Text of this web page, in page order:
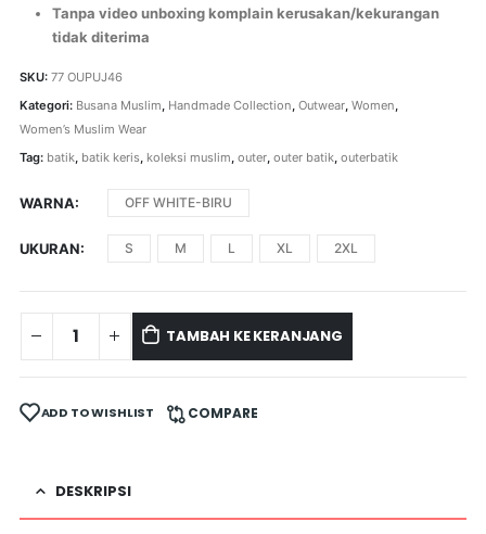
Tanpa video unboxing komplain kerusakan/kekurangan
tidak diterima
SKU: 77 OUPUJ46
Kategori: Busana Muslim, Handmade Collection, Outwear, Women,
Women’s Muslim Wear
Tag: batik, batik keris, koleksi muslim outer, outer batik, outerbatik
WARNA OFF WHITE-BIRU
UKURAN S M L XL 2XL
TAMBAH KE KERANJANG
ADD TO WISHLIST COMPARE
DESKRIPSI